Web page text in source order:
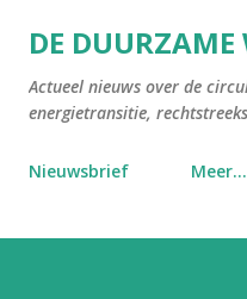
DE DUURZAME
Actueel nieuws over de
energietransitie,
Nieuwsbrief Meer…